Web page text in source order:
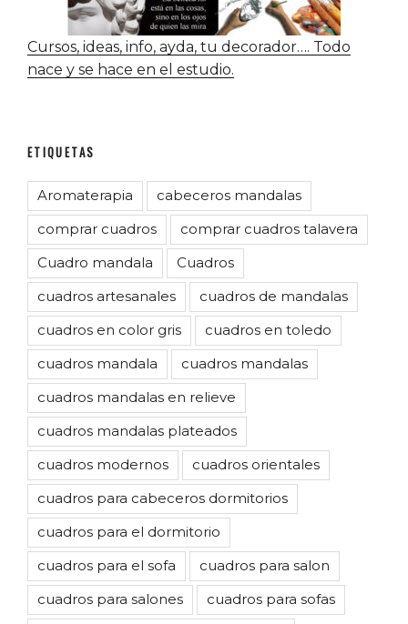
Cursos, ideas, info, ayda, tu decorador…. Todo
nace y se hace en el estudio.
ETIQUETAS
Aromaterapia
cabeceros mandalas
comprar cuadros
comprar cuadros talavera
Cuadro mandala
Cuadros
cuadros artesanales
cuadros de mandalas
cuadros en color gris
cuadros en toledo
cuadros mandala
cuadros mandalas
cuadros mandalas en relieve
cuadros mandalas plateados
cuadros modernos
cuadros orientales
cuadros para cabeceros dormitorios
cuadros para el dormitorio
cuadros para el sofa
cuadros para salon
cuadros para salones
cuadros para sofas